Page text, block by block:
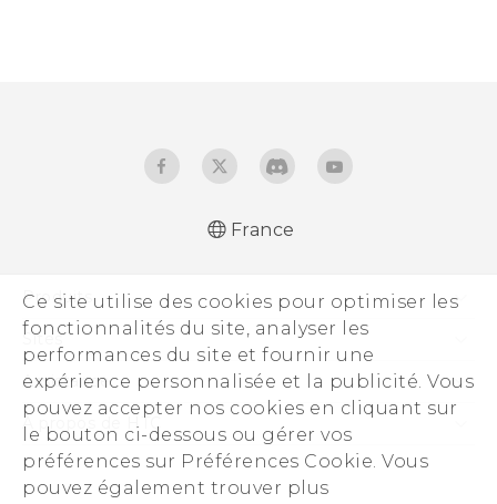
Ce site utilise des cookies pour optimiser les
fonctionnalités du site, analyser les
performances du site et fournir une
expérience personnalisée et la publicité. Vous
pouvez accepter nos cookies en cliquant sur
le bouton ci-dessous ou gérer vos
préférences sur Préférences Cookie. Vous
pouvez également trouver plus
France
Produits
Smartphones
Vive
Accessoires
Sites
HTC Vive
HTC Dev
HTC Pro
Assistance
Assistance
eCommerce Support
À propos de HTC
ESG
Informations sur la société